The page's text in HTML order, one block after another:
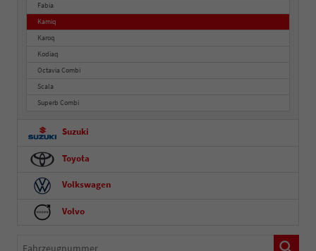
Fabia
Kamiq
Karoq
Kodiaq
Octavia Combi
Scala
Superb Combi
Suzuki
Toyota
Volkswagen
Volvo
Fahrzeugnummer